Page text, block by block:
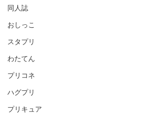
同人誌
おしっこ
スタプリ
わたてん
プリコネ
ハグプリ
プリキュア